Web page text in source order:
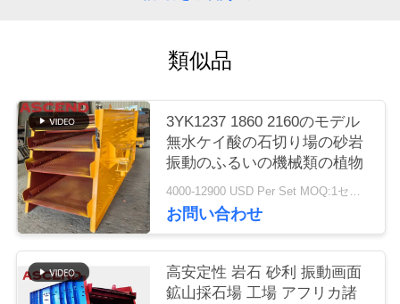
し
な
さ
い
引
類似品
3YK1237 1860 2160のモデル
無水ケイ酸の石切り場の砂岩
振動のふるいの機械類の植物
お問い合わせ
高安定性 岩石 砂利 振動画面
鉱山採石場 工場 アフリカ諸